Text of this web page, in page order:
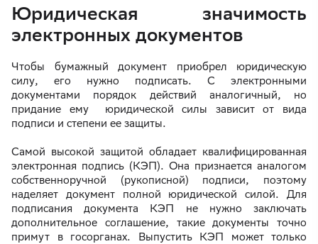
Юридическая значимость
электронных документов
Чтобы бумажный документ приобрел юридическую
силу, его нужно подписать. С электронными
документами порядок действий аналогичный, но
придание ему юридической силы зависит от вида
подписи и степени ее защиты.
Самой высокой защитой обладает квалифицированная
электронная подпись (КЭП). Она признается аналогом
собственноручной (рукописной) подписи, поэтому
наделяет документ полной юридической силой. Для
подписания документа КЭП не нужно заключать
дополнительное соглашение, такие документы точно
примут в госорганах. Выпустить КЭП может только